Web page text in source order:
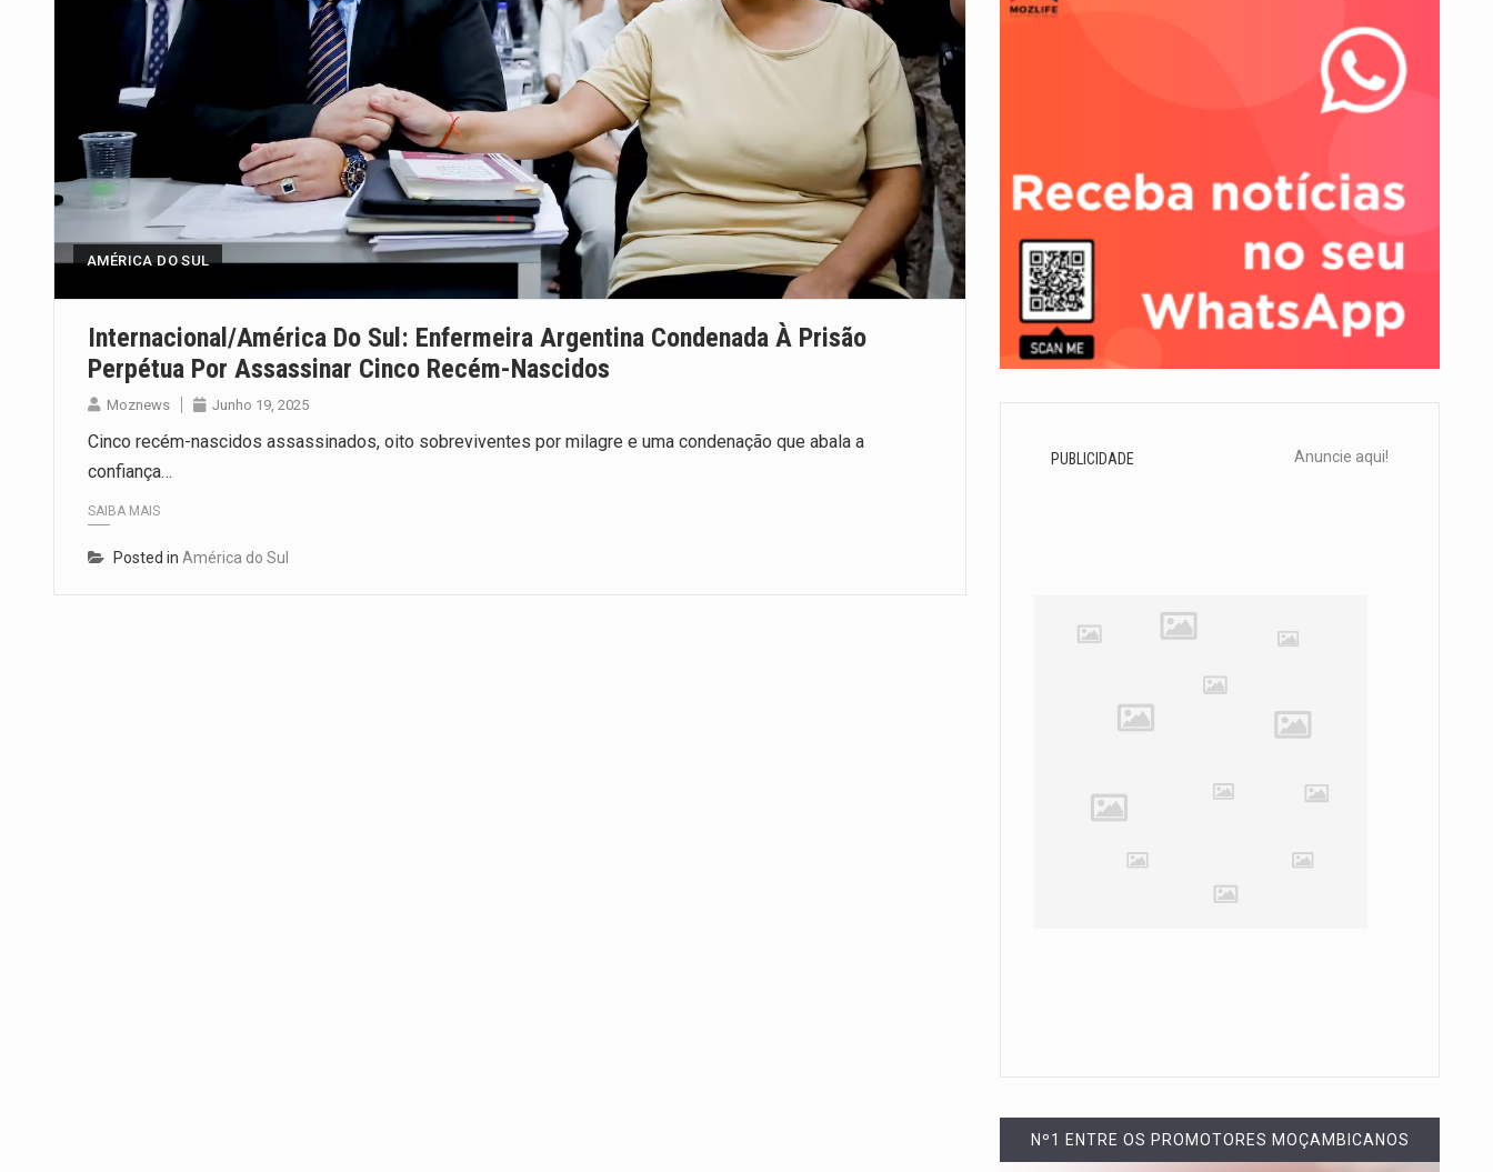
A cidade de Bunia, capital da província de Ituri, tornou-se…
O Senado dos Estados Unidos aprovou, no dia 7 de…
Legislação, renomeada em homenagem ao falecido senador Lindsey Graham, foi…
A nova legislação estabelece um prazo de 180 dias para…
AMÉRICA DO SUL
Internacional/América Do Sul: Enfermeira Argentina Condenada À Prisão
Perpétua Por Assassinar Cinco Recém-Nascidos
Moznews Junho 19, 2025
Cinco recém-nascidos assassinados, oito sobreviventes por milagre e uma condenação que abala a
confiança…
SAIBA MAIS
Posted in América do Sul
PUBLICIDADE Anuncie aqui!
Nº1 ENTRE OS PROMOTORES MOÇAMBICANOS